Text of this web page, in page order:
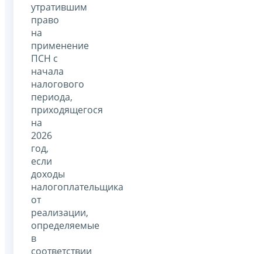
утратившим
право
на
применение
ПСН с
начала
налогового
периода,
приходящегося
на
2026
год,
если
доходы
налогоплательщика
от
реализации,
определяемые
в
соответствии